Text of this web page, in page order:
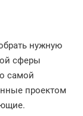
нужную
сферы
самой
проектом